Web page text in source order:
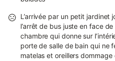
L’arrivée par un petit jardinet
l’arrêt de bus juste en face
chambre qui donne sur
porte de salle de bain qui ne
matelas et oreillers